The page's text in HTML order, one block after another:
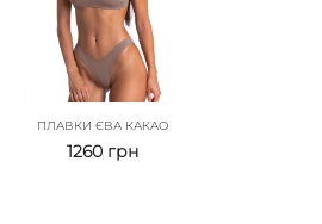
ПЛАВКИ ЄВА КАКАО
1260 грн